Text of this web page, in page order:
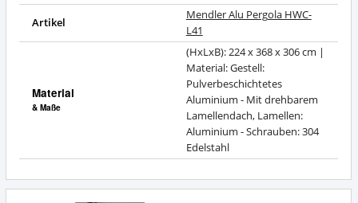
Artikel
Mendler Alu Pergola HWC-
L41
Material
& Maße
(HxLxB): 224 x 368 x 306 cm |
Material: Gestell:
Pulverbeschichtetes
Aluminium - Mit drehbarem
Lamellendach, Lamellen:
Aluminium - Schrauben: 304
Edelstahl